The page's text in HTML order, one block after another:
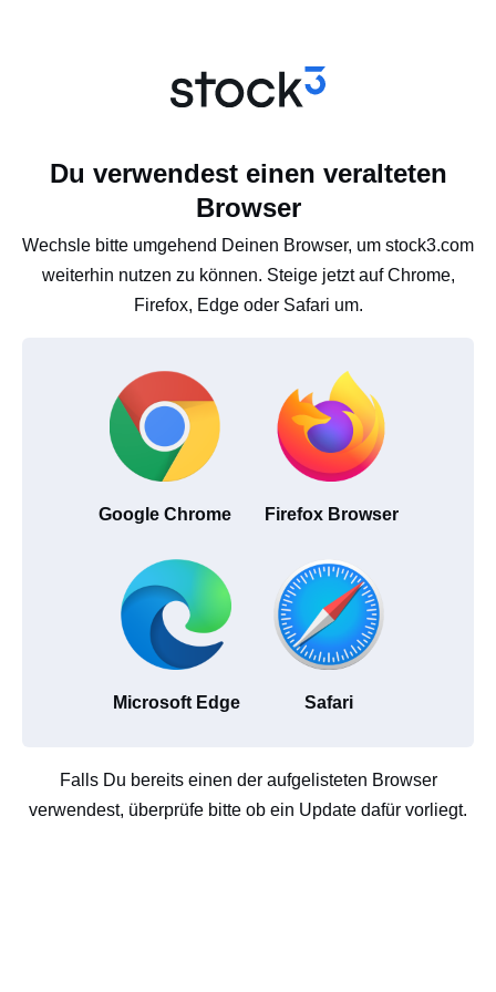
Du verwendest einen veralteten
Browser
Wechsle bitte umgehend Deinen Browser, um stock3.com
weiterhin nutzen zu können. Steige jetzt auf Chrome,
Firefox, Edge oder Safari um.
Google Chrome Firefox Browser
Microsoft Edge Safari
Falls Du bereits einen der aufgelisteten Browser
verwendest, überprüfe bitte ob ein Update dafür vorliegt.